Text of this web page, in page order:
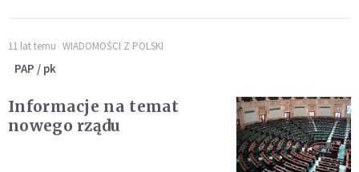
11 lat temu WIADOMOŚCI Z POLSKI
PAP / pk
Informacje na temat
nowego rządu